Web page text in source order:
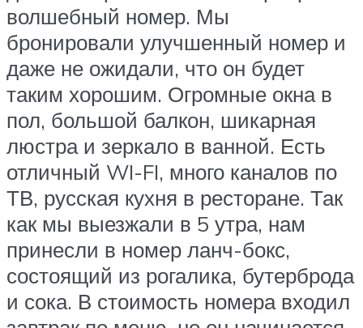
волшебный номер. Мы
бронировали улучшенный номер и
даже не ожидали, что он будет
таким хорошим. Огромные окна в
пол, большой балкон, шикарная
люстра и зеркало в ванной. Есть
отличный WI-FI, много каналов по
ТВ, русская кухня в ресторане. Так
как мы выезжали в 5 утра, нам
принесли в номер ланч-бокс,
состоящий из рогалика, бутерброда
и сока. В стоимость номера входил